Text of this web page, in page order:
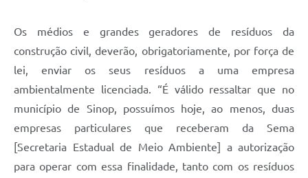
Os médios e grandes geradores de resíduos da
construção civil, deverão, obrigatoriamente, por força de
lei, enviar os seus resíduos a uma empresa
ambientalmente licenciada. “É válido ressaltar que no
município de Sinop, possuímos hoje, ao menos, duas
empresas particulares que receberam da Sema
[Secretaria Estadual de Meio Ambiente] a autorização
para operar com essa finalidade, tanto com os resíduos